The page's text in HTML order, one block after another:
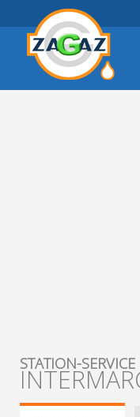
STATION-SERVICE